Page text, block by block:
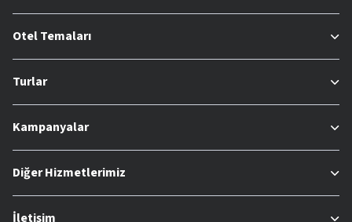
Otel Temaları
Turlar
Kampanyalar
Diğer Hizmetlerimiz
İletişim